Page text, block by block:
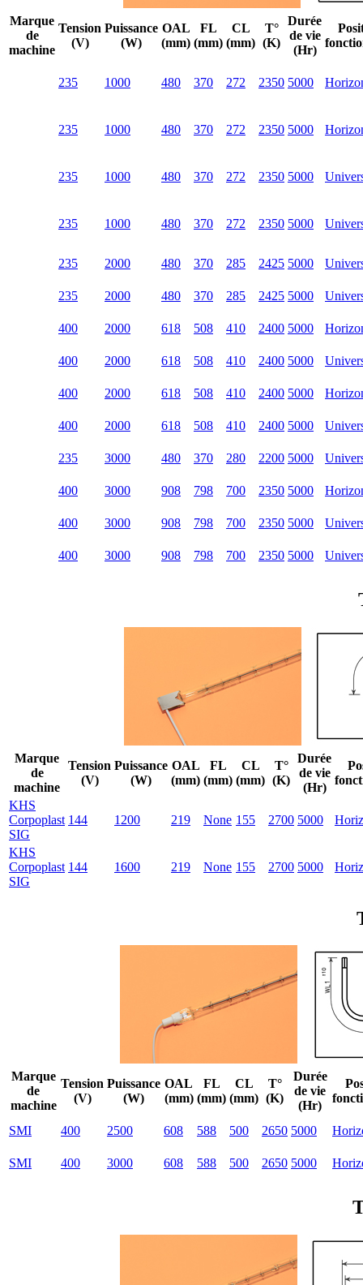
Marque
de
machine
Tension
(V)
Puissance
(W)
OAL
(mm)
FL
(mm)
CL
(mm)
T°
(K)
Durée
de vie
(Hr)
235 1000 480 370 272 2350 5000
235 1000 480 370 272 2350 5000
235 1000 480 370 272 2350 5000
235 1000 480 370 272 2350 5000
235 2000 480 370 285 2425 5000
235 2000 480 370 285 2425 5000
400 2000 618 508 410 2400 5000
400 2000 618 508 410 2400 5000
400 2000 618 508 410 2400 5000
400 2000 618 508 410 2400 5000
235 3000 480 370 280 2200 5000
400 3000 908 798 700 2350 5000
400 3000 908 798 700 2350 5000
400 3000 908 798 700 2350 5000
Marque
de
machine
Tension
(V)
Puissance
(W)
OAL
(mm)
FL
(mm)
CL
(mm)
T°
(K)
Durée
de vie
(Hr)
KHS
Corpoplast
SIG
144 1200 219 None 155 2700 5000
KHS
Corpoplast
SIG
144 1600 219 None 155 2700 5000
Marque
de
machine
Tension
(V)
Puissance
(W)
OAL
(mm)
FL
(mm)
CL
(mm)
T°
(K)
Durée
de vie
(Hr)
SMI 400 2500 608 588 500 2650 5000
SMI 400 3000 608 588 500 2650 5000